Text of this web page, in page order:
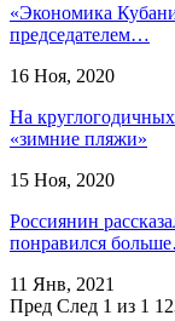
«Экономика
председателем…
16 Ноя, 2020
На круглогодичных
«зимние пляжи»
15 Ноя, 2020
Россиянин
понравился
11 Янв, 2021
Пред След 1 из 1